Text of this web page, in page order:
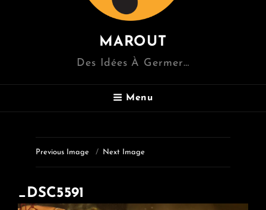
MAROUT
Des Idées À Germer…
Menu
Previous Image Next Image
_DSC5591